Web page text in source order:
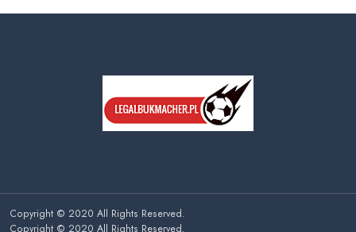
Copyright © 2020 All Rights Reserved.
Copyright © 2020 All Rights Reserved.